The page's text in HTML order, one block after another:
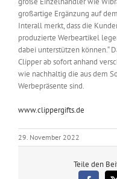
großartige Ergänzung auf
Interall merkt, dass die
produzierte Werbeartikel
dabei unterstützen können.“
Clipper ab sofort anhand
wie nachhaltig die aus dem
Werbepräsente sind.
www.clippergifts.de
29. November 2022
Teile den